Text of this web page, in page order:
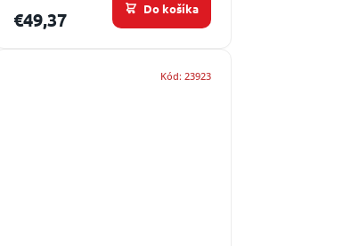
€49,37 Do košíka
Kód: 23923